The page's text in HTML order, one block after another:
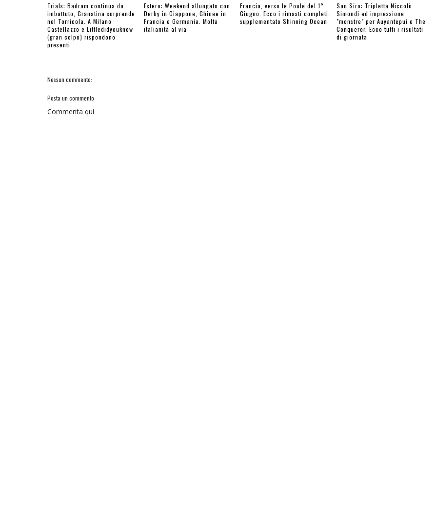
Trials: Badram continua da
imbattuto, Granatina sorprende
nel Torricola. A Milano
Castellazzo e Littledidyouknow
(gran colpo) rispondono
presenti
Estero: Weekend allungato con
Derby in Giappone, Ghinee in
Francia e Germania. Molta
italianità al via
Francia, verso le Poule del 1°
Giugno. Ecco i rimasti completi,
supplementato Shinning Ocean
San Siro: Tripletta Niccolò
Simondi ed impressione
"monstre" per Auyantepui e The
Conqueror. Ecco tutti i risultati
di giornata
Nessun commento:
Posta un commento
Commenta qui